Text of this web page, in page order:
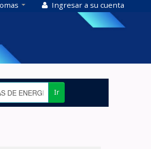
Ingresar a su cuenta
Ir